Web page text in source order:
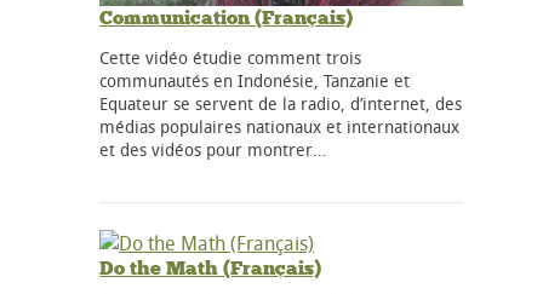
Communication (Français)
Cette vidéo étudie comment trois
communautés en Indonésie, Tanzanie et
Equateur se servent de la radio, d’internet, des
médias populaires nationaux et internationaux
et des vidéos pour montrer…
Do the Math (Français)